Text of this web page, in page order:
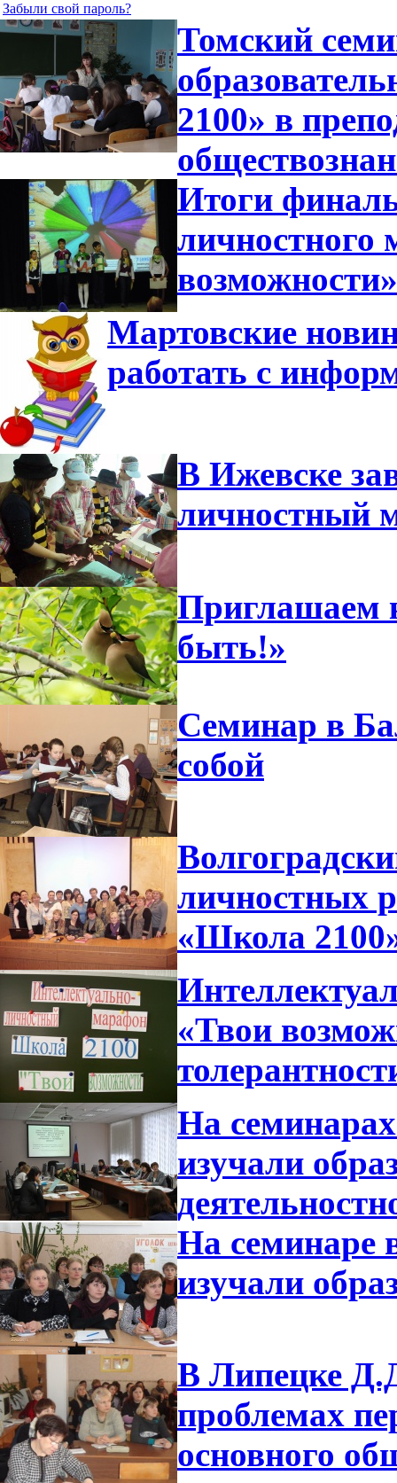
Забыли свой пароль?
Томский
2100» в
Итоги
личностного
Мартовские
работать с
В Ижевске
личностный
Приглашаем
быть!»
Семинар в
собой
личностных
«Школа
«Твои
На
изучали
На семинаре
изучали
В Липецке
проблемах
основного